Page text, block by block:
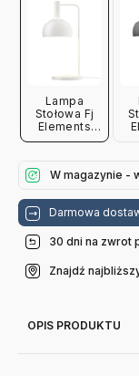
Lampa
Stołowa Fj
Elements
Biala Louis
W magazynie -
Darmowa
30 dni na zwrot
Znajdź
OPIS PRODUKTU